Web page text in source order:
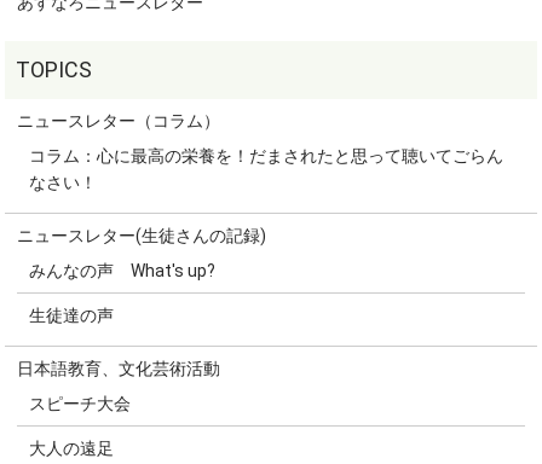
ニュースレター（コラム）
コラム：心に最高の栄養を！だまされたと思って聴いてごらん
なさい！
ニュースレター(生徒さんの記録)
みんなの声 What's up?
生徒達の声
日本語教育、文化芸術活動
スピーチ大会
大人の遠足